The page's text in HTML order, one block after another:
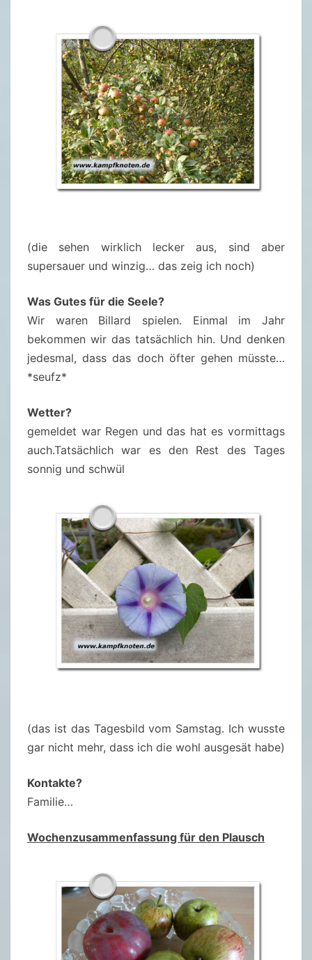
(die sehen wirklich lecker aus, sind aber
supersauer und winzig… das zeig ich noch)
Was Gutes für die Seele?
Wir waren Billard spielen. Einmal im Jahr
bekommen wir das tatsächlich hin. Und denken
jedesmal, dass das doch öfter gehen müsste…
*seufz*
Wetter?
gemeldet war Regen und das hat es vormittags
auch.Tatsächlich war es den Rest des Tages
sonnig und schwül
(das ist das Tagesbild vom Samstag. Ich wusste
gar nicht mehr, dass ich die wohl ausgesät habe)
Kontakte?
Familie…
Wochenzusammenfassung für den Plausch